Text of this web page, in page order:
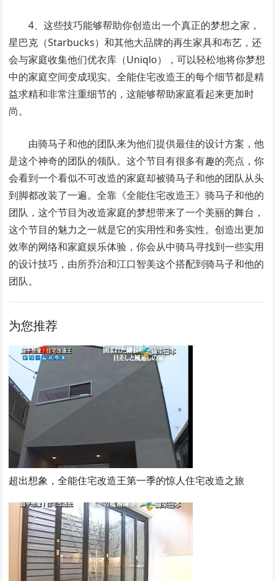
4、这些技巧能够帮助你创造出一个真正的梦想之家，
星巴克（Starbucks）和其他大品牌的再生家具和布艺，还
会与家庭收集他们优衣库（Uniqlo），可以轻松地将你梦想
中的家庭空间变成现实。全能住宅改造王的每个细节都是精
益求精和非常注重细节的，这能够帮助家庭看起来更加时
尚。
由骑马子和他的团队来为他们提供最佳的设计方案，他
是这个神奇的团队的领队。这个节目有很多有趣的亮点，你
会看到一个看似不可改造的家庭却被骑马子和他的团队从头
到脚都改装了一遍。全靠《全能住宅改造王》骑马子和他的
团队，这个节目为改造家庭的梦想带来了一个美丽的舞台，
这个节目的魅力之一就是它的实用性和务实性。创造出更加
效率的网络和家庭娱乐体验，你会从中骑马寻找到一些实用
的设计技巧，由所乔治和江口智美这个搭配到骑马子和他的
团队。
为您推荐
超出想象，全能住宅改造王第一季的惊人住宅改造之旅